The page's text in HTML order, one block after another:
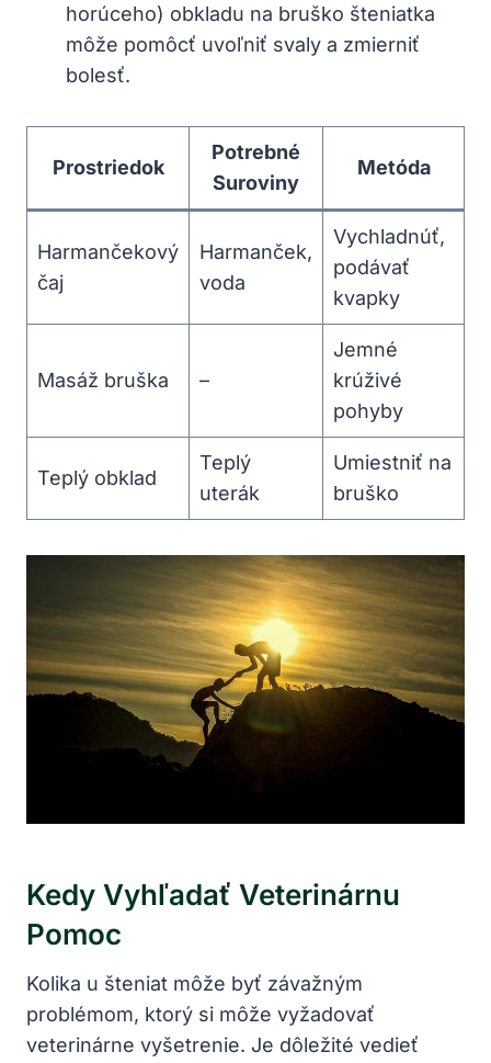
horúceho) obkladu na bruško šteniatka
môže pomôcť uvoľniť svaly a zmierniť
bolesť.
Prostriedok
Potrebné
Suroviny
Metóda
Harmančekový
čaj
Harmanček,
voda
Vychladnúť,
podávať
kvapky
Masáž bruška –
Jemné
krúživé
pohyby
Teplý obklad
Teplý
uterák
Umiestniť na
bruško
Kedy Vyhľadať Veterinárnu
Pomoc
Kolika u šteniat môže byť závažným
problémom, ktorý si môže vyžadovať
veterinárne vyšetrenie. Je dôležité vedieť